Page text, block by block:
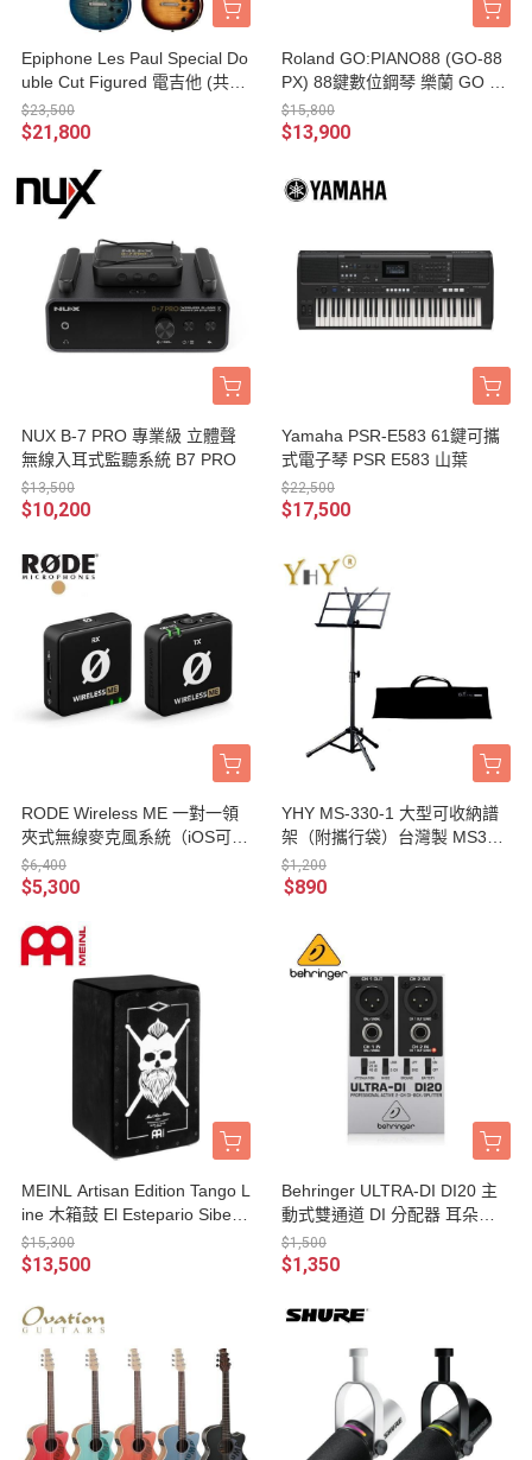
Epiphone Les Paul Special Do
uble Cut Figured 電吉他 (共2
色) 附琴袋
$23,500
$21,800
Roland GO:PIANO88 (GO-88
PX) 88鍵數位鋼琴 樂蘭 GO PI
ANO88
$15,800
$13,900
NUX B-7 PRO 專業級 立體聲
無線入耳式監聽系統 B7 PRO
$13,500
$10,200
Yamaha PSR-E583 61鍵可攜
式電子琴 PSR E583 山葉
$22,500
$17,500
RODE Wireless ME 一對一領
夾式無線麥克風系統（iOS可用
／台灣代理公司貨）
$6,400
$5,300
YHY MS-330-1 大型可收納譜
架（附攜行袋）台灣製 MS330
1
$1,200
$890
MEINL Artisan Edition Tango L
ine 木箱鼓 El Estepario Siberia
no 限量版（AETLEES）
$15,300
$13,500
Behringer ULTRA-DI DI20 主
動式雙通道 DI 分配器 耳朵牌
訊號轉換器
$1,500
$1,350